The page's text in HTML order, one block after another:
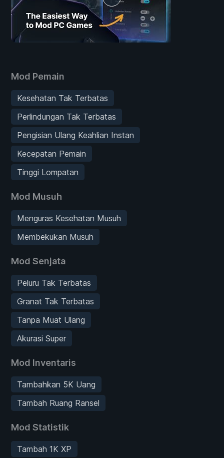
Mod Pemain
Kesehatan Tak Terbatas
Perlindungan Tak Terbatas
Pengisian Ulang Keahlian Instan
Kecepatan Pemain
Tinggi Lompatan
Mod Musuh
Menguras Kesehatan Musuh
Membekukan Musuh
Mod Senjata
Peluru Tak Terbatas
Granat Tak Terbatas
Tanpa Muat Ulang
Akurasi Super
Mod Inventaris
Tambahkan 5K Uang
Tambah Ruang Ransel
Mod Statistik
Tambah 1K XP